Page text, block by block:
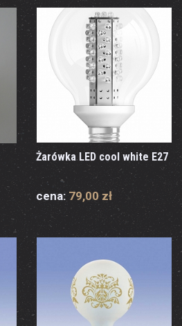
Żarówka LED cool white E27
cena: 79,00 zł